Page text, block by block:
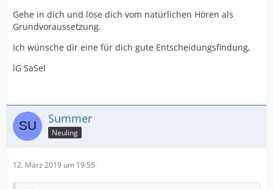
Gehe in dich und löse dich vom natürlichen Hören als
Grundvoraussetzung.
Ich wünsche dir eine für dich gute Entscheidungsfindung,
lG SaSel
Summer
Neuling
12. März 2019 um 19:55